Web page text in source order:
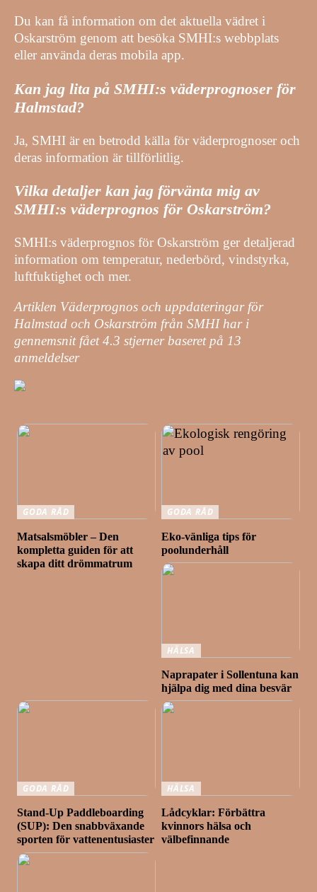
Du kan få information om det aktuella vädret i
Oskarström genom att besöka SMHI:s webbplats
eller använda deras mobila app.
Kan jag lita på SMHI:s väderprognoser för
Halmstad?
Ja, SMHI är en betrodd källa för väderprognoser och
deras information är tillförlitlig.
Vilka detaljer kan jag förvänta mig av
SMHI:s väderprognos för Oskarström?
SMHI:s väderprognos för Oskarström ger detaljerad
information om temperatur, nederbörd, vindstyrka,
luftfuktighet och mer.
Artiklen Väderprognos och uppdateringar för
Halmstad och Oskarström från SMHI har i
gennemsnit fået4.3 stjerner baseret på 13
anmeldelser
GODA RÅD
Matsalsmöbler – Den
kompletta guiden för att
skapa ditt drömmatrum
GODA RÅD
Eko-vänliga tips för
poolunderhåll
HÄLSA
Naprapater i Sollentuna kan
hjälpa dig med dina besvär
GODA RÅD
Stand-Up Paddleboarding
(SUP): Den snabbväxande
sporten för vattenentusiaster
HÄLSA
Lådcyklar: Förbättra
kvinnors hälsa och
välbefinnande